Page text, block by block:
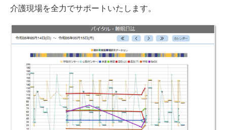
介護現場を全力でサポートいたします。